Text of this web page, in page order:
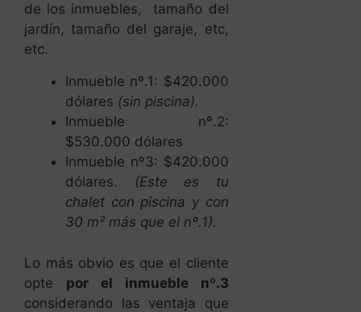
de los inmuebles, tamaño del
jardín, tamaño del garaje, etc,
etc.
Inmueble nº.1: $420.000
dólares (sin piscina).
Inmueble nº.2:
$530.000 dólares
Inmueble nº3: $420.000
dólares.
(Este es tu
chalet con piscina y con
30 m² más que el nº.1).
Lo más obvio es que el cliente
opte por el inmueble nº.3
considerando las ventaja que